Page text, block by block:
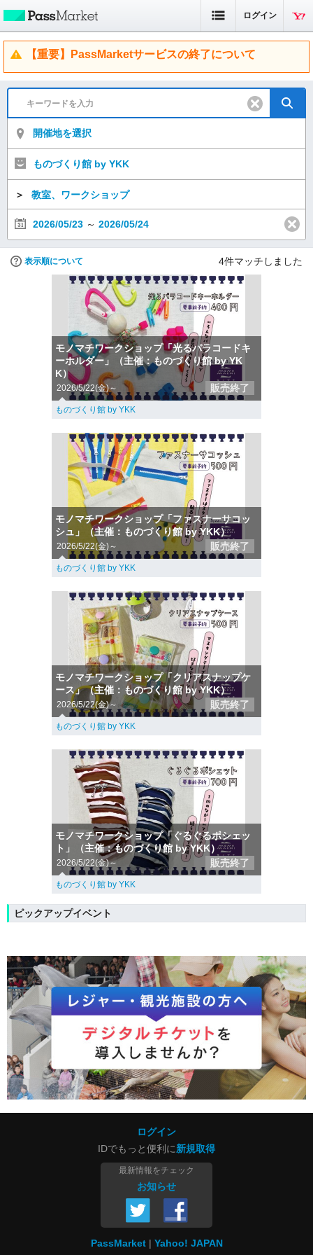
ログイン
【重要】PassMarketサービスの終了について
開催地を選択
ものづくり館 by YKK
＞ 教室、ワークショップ
2026/05/23 ～ 2026/05/24
表示順について 4件マッチしました
モノマチワークショップ「光るパラコードキ
ーホルダー」（主催：ものづくり館 by YK
K）
2026/5/22(金)～ 販売終了
ものづくり館 by YKK
モノマチワークショップ「ファスナーサコッ
シュ」（主催：ものづくり館 by YKK）
2026/5/22(金)～ 販売終了
ものづくり館 by YKK
モノマチワークショップ「クリアスナップケ
ース」（主催：ものづくり館 by YKK）
2026/5/22(金)～ 販売終了
ものづくり館 by YKK
モノマチワークショップ「ぐるぐるポシェッ
ト」（主催：ものづくり館 by YKK）
2026/5/22(金)～ 販売終了
ものづくり館 by YKK
ピックアップイベント
ログイン
IDでもっと便利に新規取得
最新情報をチェック
お知らせ
PassMarket Yahoo! JAPAN